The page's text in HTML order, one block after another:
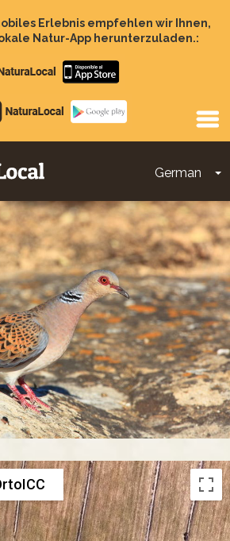
Erlebnis empfehlen wir Ihnen,
Natur-App herunterzuladen.:
Apple
store
Google
Play
German
Main
navigation